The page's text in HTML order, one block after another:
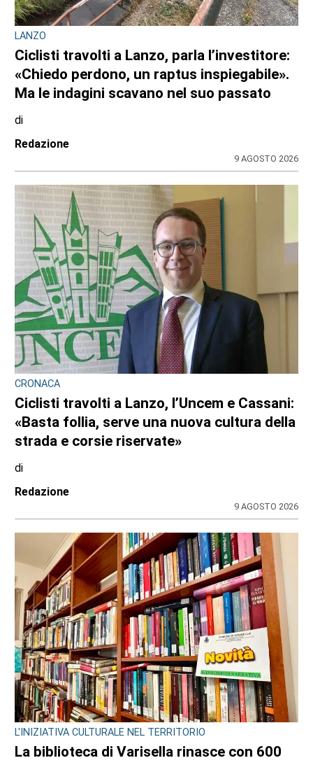
CONSIGLIO REGIONALE
Ambiente e conti pubblici al centro
dell’attività questa settimana in Consiglio
regionale
di
Redazione CRP
31 LUGLIO 2026
CONSIGLIO REGIONALE
A Palazzo Lascaris la mostra “Romano
Gazzera. Nel regno dei fiori giganti”
di
Redazione CRP
ULTIME NOTIZIE